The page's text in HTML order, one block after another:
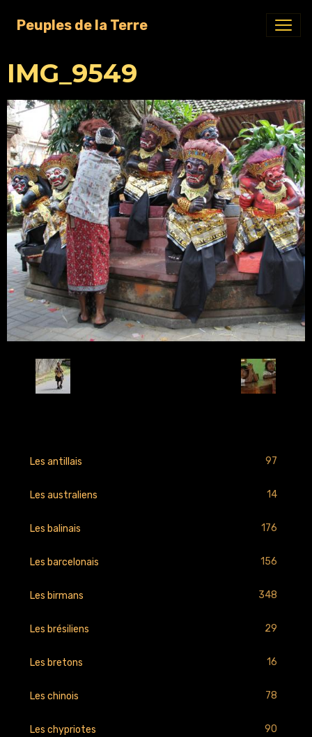
Peuples de la Terre
IMG_9549
Les antillais 97
Les australiens 14
Les balinais 176
Les barcelonais 156
Les birmans 348
Les brésiliens 29
Les bretons 16
Les chinois 78
Les chypriotes 90